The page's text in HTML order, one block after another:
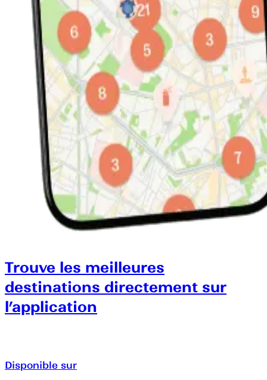
Trouve les meilleures
destinations directement sur
l’application
Disponible sur